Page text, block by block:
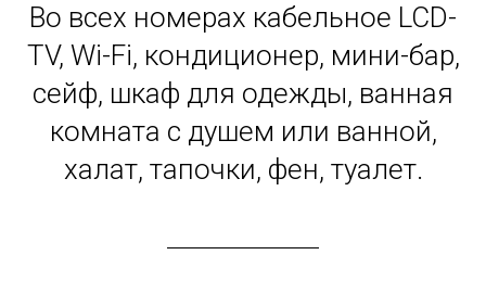
Во всех номерах кабельное LCD-
TV, Wi-Fi, кондиционер, мини-бар,
сейф, шкаф для одежды, ванная
комната с душем или ванной,
халат, тапочки, фен, туалет.